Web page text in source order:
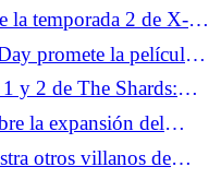
la temporada 2 de X-
mano
promete la película
el momento
y 2 de The Shards:
autoerótica
la expansión del
gran aniversario
otros villanos de